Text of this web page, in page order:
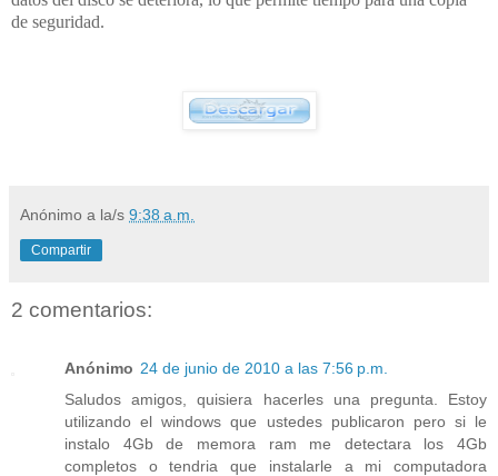
de seguridad.
Anónimo a la/s 9:38 a.m.
Compartir
2 comentarios:
Anónimo 24 de junio de 2010 a las 7:56 p.m.
Saludos amigos, quisiera hacerles una pregunta. Estoy
utilizando el windows que ustedes publicaron pero si le
instalo 4Gb de memora ram me detectara los 4Gb
completos o tendria que instalarle a mi computadora